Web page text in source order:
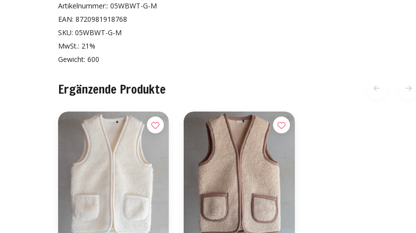
Artikelnummer:: 05WBWT-G-M
EAN: 8720981918768
SKU: 05WBWT-G-M
MwSt.: 21%
Gewicht: 600
Ergänzende Produkte